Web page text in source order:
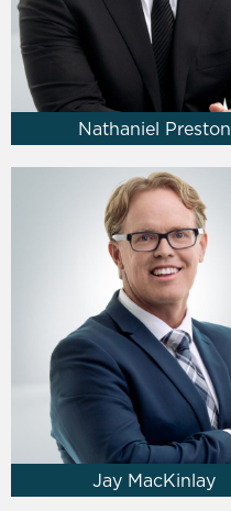
Nathaniel Preston
Jay MacKinlay